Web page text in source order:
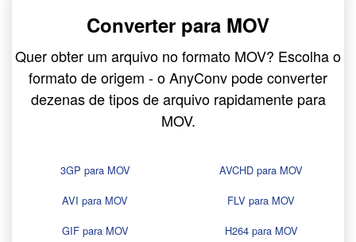
Converter para MOV
Quer obter um arquivo no formato MOV? Escolha o
formato de origem - o AnyConv pode converter
dezenas de tipos de arquivo rapidamente para
MOV.
3GP para MOV
AVCHD para MOV
AVI para MOV
FLV para MOV
GIF para MOV
H264 para MOV